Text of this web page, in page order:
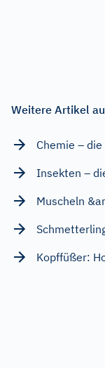
Weitere Artikel
Chemie –
Insekten –
Muscheln
Kopffüßer: